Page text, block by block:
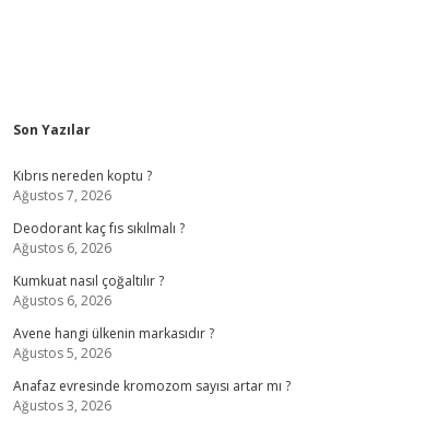
Sidebar
Son Yazılar
Kıbrıs nereden koptu ?
Ağustos 7, 2026
Deodorant kaç fıs sıkılmalı ?
Ağustos 6, 2026
Kumkuat nasıl çoğaltılır ?
Ağustos 6, 2026
Avene hangi ülkenin markasıdır ?
Ağustos 5, 2026
Anafaz evresinde kromozom sayısı artar mı ?
Ağustos 3, 2026